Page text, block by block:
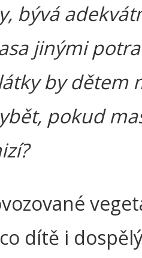
bývá
jinými
by dětem
pokud
dítě i